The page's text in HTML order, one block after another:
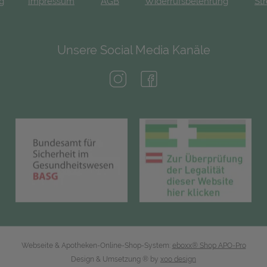
Unsere Social Media Kanäle
(öffnet in neuem Tab)
(öffnet in neuem Tab)
Webseite & Apotheken-Online-Shop-System: eboxx® Shop APO-Pro
Design & Umsetzung ® by xoo design